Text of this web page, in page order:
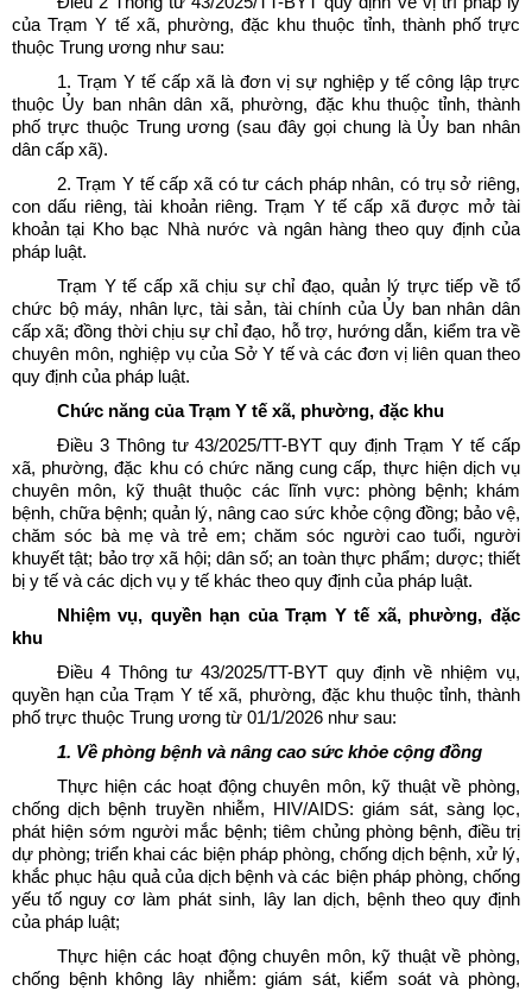
của Trạm Y tế xã, phường, đặc khu thuộc tỉnh, thành phố trực
thuộc Trung ương như sau:
1. Trạm Y tế cấp xã là đơn vị sự nghiệp y tế công lập trực
thuộc Ủy ban nhân dân xã, phường, đặc khu thuộc tỉnh, thành
phố trực thuộc Trung ương (sau đây gọi chung là Ủy ban nhân
dân cấp xã).
2. Trạm Y tế cấp xã có tư cách pháp nhân, có trụ sở riêng,
con dấu riêng, tài khoản riêng. Trạm Y tế cấp xã được mở tài
khoản tại Kho bạc Nhà nước và ngân hàng theo quy định của
pháp luật.
Trạm Y tế cấp xã chịu sự chỉ đạo, quản lý trực tiếp về tổ
chức bộ máy, nhân lực, tài sản, tài chính của Ủy ban nhân dân
cấp xã; đồng thời chịu sự chỉ đạo, hỗ trợ, hướng dẫn, kiểm tra về
chuyên môn, nghiệp vụ của Sở Y tế và các đơn vị liên quan theo
quy định của pháp luật.
Chức năng của Trạm Y tế xã, phường, đặc khu
Điều 3 Thông tư 43/2025/TT-BYT quy định Trạm Y tế cấp
xã, phường, đặc khu có chức năng cung cấp, thực hiện dịch vụ
chuyên môn, kỹ thuật thuộc các lĩnh vực: phòng bệnh; khám
bệnh, chữa bệnh; quản lý, nâng cao sức khỏe cộng đồng; bảo vệ,
chăm sóc bà mẹ và trẻ em; chăm sóc người cao tuổi, người
khuyết tật; bảo trợ xã hội; dân số; an toàn thực phẩm; dược; thiết
bị y tế và các dịch vụ y tế khác theo quy định của pháp luật.
Nhiệm vụ, quyền hạn của Trạm Y tế xã, phường, đặc
khu
Điều 4 Thông tư 43/2025/TT-BYT quy định về nhiệm vụ,
quyền hạn của Trạm Y tế xã, phường, đặc khu thuộc tỉnh, thành
phố trực thuộc Trung ương từ 01/1/2026 như sau:
1. Về phòng bệnh và nâng cao sức khỏe cộng đồng
Thực hiện các hoạt động chuyên môn, kỹ thuật về phòng,
chống dịch bệnh truyền nhiễm, HIV/AIDS: giám sát, sàng lọc,
phát hiện sớm người mắc bệnh; tiêm chủng phòng bệnh, điều trị
dự phòng; triển khai các biện pháp phòng, chống dịch bệnh, xử lý,
khắc phục hậu quả của dịch bệnh và các biện pháp phòng, chống
yếu tố nguy cơ làm phát sinh, lây lan dịch, bệnh theo quy định
của pháp luật;
Thực hiện các hoạt động chuyên môn, kỹ thuật về phòng,
chống bệnh không lây nhiễm: giám sát, kiểm soát và phòng,